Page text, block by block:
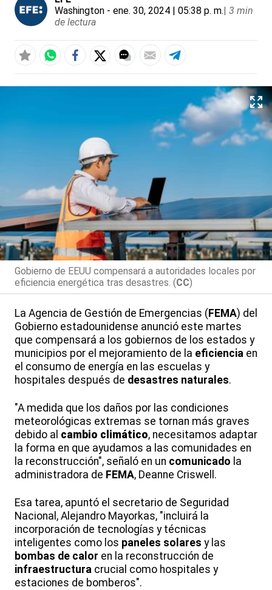
Washington - ene. 30, 2024 | 05:38 p. m.| 3 min
de lectura
Gobierno de EEUU compensará a autoridades locales por
eficiencia energética tras desastres. (CC)
La Agencia de Gestión de Emergencias ( FEMA) del
Gobierno estadounidense anunció este martes
que compensará a los gobiernos de los estados y
municipios por el mejoramiento de la eficiencia en
el consumo de energía en las escuelas y
hospitales después de desastres naturales.
"A medida que los daños por las condiciones
meteorológicas extremas se tornan más graves
debido al cambio climático, necesitamos adaptar
la forma en que ayudamos a las comunidades en
la reconstrucción", señaló en un comunicado la
administradora de FEMA, Deanne Criswell.
Esa tarea, apuntó el secretario de Seguridad
Nacional, Alejandro Mayorkas, "incluirá la
incorporación de tecnologías y técnicas
inteligentes como los paneles solares y las
bombas de calor en la reconstrucción de
infraestructura crucial como hospitales y
estaciones de bomberos".